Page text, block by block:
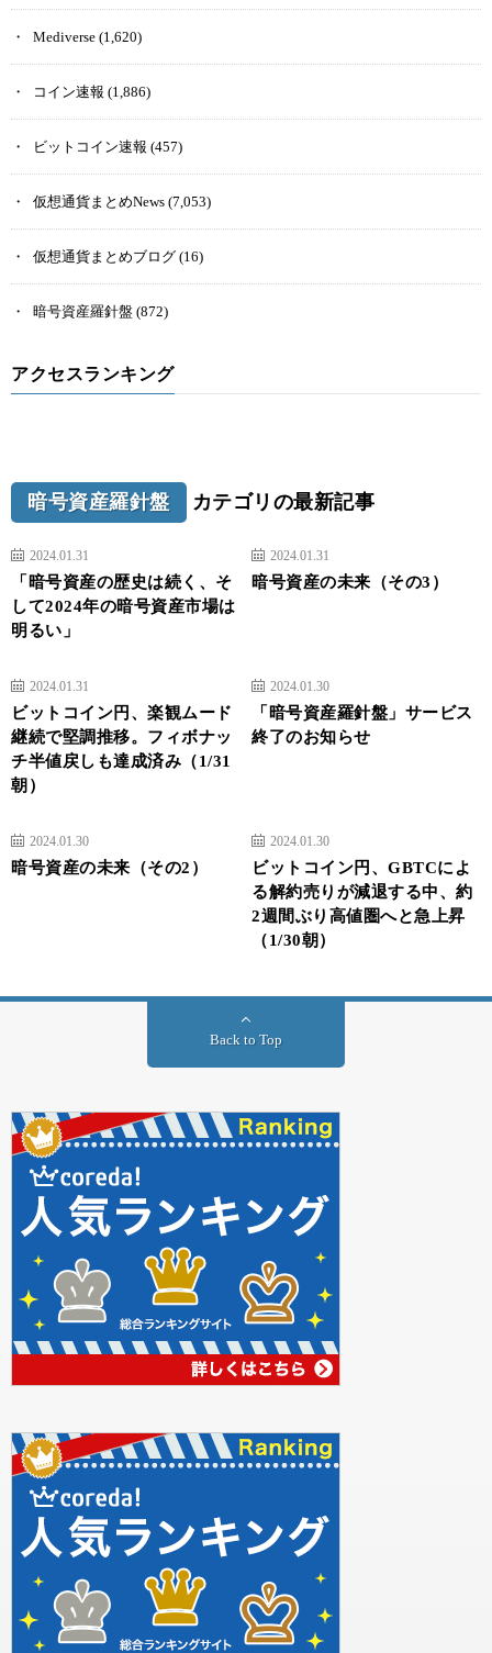
Mediverse (1,620)
コイン速報 (1,886)
ビットコイン速報 (457)
仮想通貨まとめNews (7,053)
仮想通貨まとめブログ (16)
暗号資産羅針盤 (872)
アクセスランキング
暗号資産羅針盤 カテゴリの最新記事
2024.01.31
「暗号資産の歴史は続く、そ
して2024年の暗号資産市場は
明るい」
2024.01.31
暗号資産の未来（その3）
2024.01.31
ビットコイン円、楽観ムード
継続で堅調推移。フィボナッ
チ半値戻しも達成済み（1/31
朝）
2024.01.30
「暗号資産羅針盤」サービス
終了のお知らせ
2024.01.30
暗号資産の未来（その2）
2024.01.30
ビットコイン円、GBTCによ
る解約売りが減退する中、約
2週間ぶり高値圏へと急上昇
（1/30朝）
Back to Top